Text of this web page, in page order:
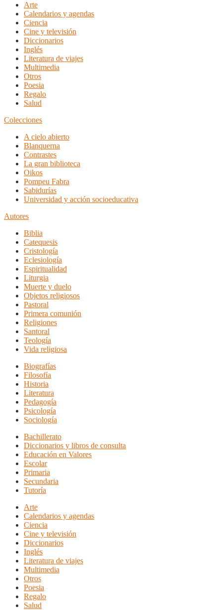
Arte
Calendarios y agendas
Ciencia
Cine y televisión
Diccionarios
Inglés
Literatura de viajes
Multimedia
Otros
Poesia
Regalo
Salud
Colecciones
A cielo abierto
Blanquerna
Contrastes
La gran biblioteca
Oikos
Pompeu Fabra
Sabidurías
Universidad y acción socioeducativa
Autores
Biblia
Catequesis
Cristología
Eclesiología
Espiritualidad
Liturgia
Muerte y duelo
Objetos religiosos
Pastoral
Primera comunión
Religiones
Santoral
Teología
Vida religiosa
Biografías
Filosofía
Historia
Literatura
Pedagogía
Psicología
Sociología
Bachillerato
Diccionarios y libros de consulta
Educación en Valores
Escolar
Primaria
Secundaria
Tutoría
Arte
Calendarios y agendas
Ciencia
Cine y televisión
Diccionarios
Inglés
Literatura de viajes
Multimedia
Otros
Poesia
Regalo
Salud